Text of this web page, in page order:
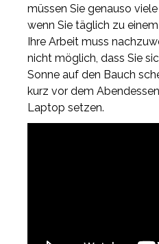
müssen Sie genauso
wenn Sie täglich zu
Ihre Arbeit muss
nicht möglich, dass Sie
Sonne auf den Bauch
kurz vor dem
Laptop setzen.